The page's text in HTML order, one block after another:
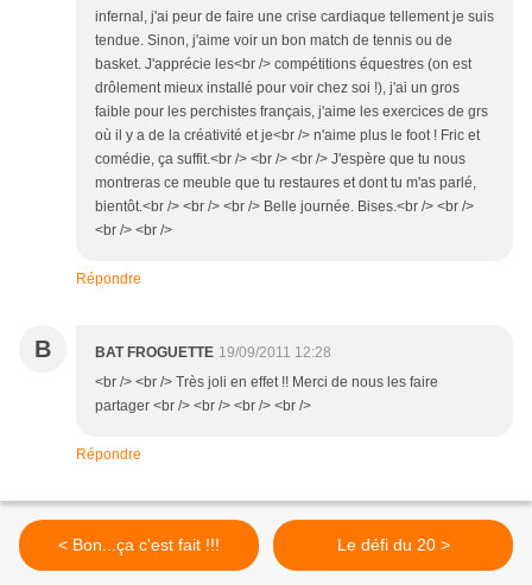
infernal, j'ai peur de faire une crise cardiaque tellement je suis
tendue. Sinon, j'aime voir un bon match de tennis ou de
basket. J'apprécie les<br /> compétitions équestres (on est
drôlement mieux installé pour voir chez soi !), j'ai un gros
faible pour les perchistes français, j'aime les exercices de grs
où il y a de la créativité et je<br /> n'aime plus le foot ! Fric et
comédie, ça suffit.<br /> <br /> <br /> J'espère que tu nous
montreras ce meuble que tu restaures et dont tu m'as parlé,
bientôt.<br /> <br /> <br /> Belle journée. Bises.<br /> <br />
<br /> <br />
Répondre
B BAT FROGUETTE 19/09/2011 12:28
<br /> <br /> Très joli en effet !! Merci de nous les faire
partager <br /> <br /> <br /> <br />
Répondre
< Bon...ça c'est fait !!! Le défi du 20 >